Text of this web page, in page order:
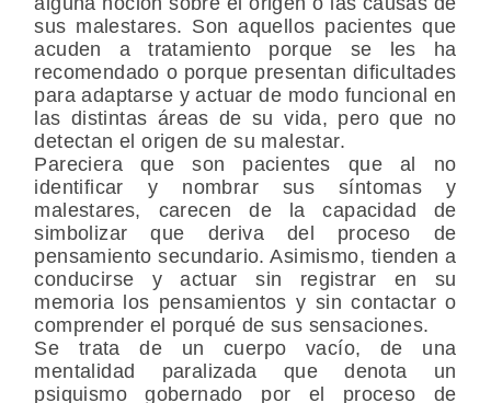
sus malestares. Son aquellos pacientes que
acuden a tratamiento porque se les ha
recomendado o porque presentan dificultades
para adaptarse y actuar de modo funcional en
las distintas áreas de su vida, pero que no
detectan el origen de su malestar.
Pareciera que son pacientes que al no
identificar y nombrar sus síntomas y
malestares, carecen de la capacidad de
simbolizar que deriva del proceso de
pensamiento secundario. Asimismo, tienden a
conducirse y actuar sin registrar en su
memoria los pensamientos y sin contactar o
comprender el porqué de sus sensaciones.
Se trata de un cuerpo vacío, de una
mentalidad paralizada que denota un
psiquismo gobernado por el proceso de